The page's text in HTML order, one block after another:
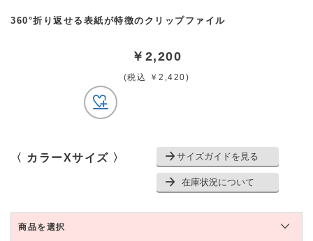
360°折り返せる表紙が特徴のクリップファイル
￥2,200
(税込 ￥2,420)
〈 カラーXサイズ 〉 サイズガイドを見る
在庫状況について
商品を選択